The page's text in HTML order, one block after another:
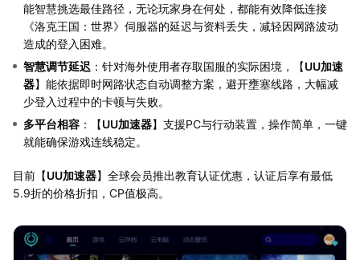
能智慧挑选最佳路径，无论玩家身在何处，都能有效降低连接
《洛克王国：世界》伺服器的延迟与资料丢失，减轻因网路波动
造成的登入困难。
智慧调节延迟 ：针对海外使用者存取国服的实际困境，【UU加速
器】能依据即时网路状态自动调整方案，避开壅塞线路，大幅减
少登入过程中的卡顿与失败。
多平台相容 ：【UU加速器】支援PC与行动装置，操作简单，一键
就能确保游戏连线稳定。
目前【UU加速器】全球会员推出教育认证优惠，认证后享有最低
5.9折的价格折扣，CP值极高。